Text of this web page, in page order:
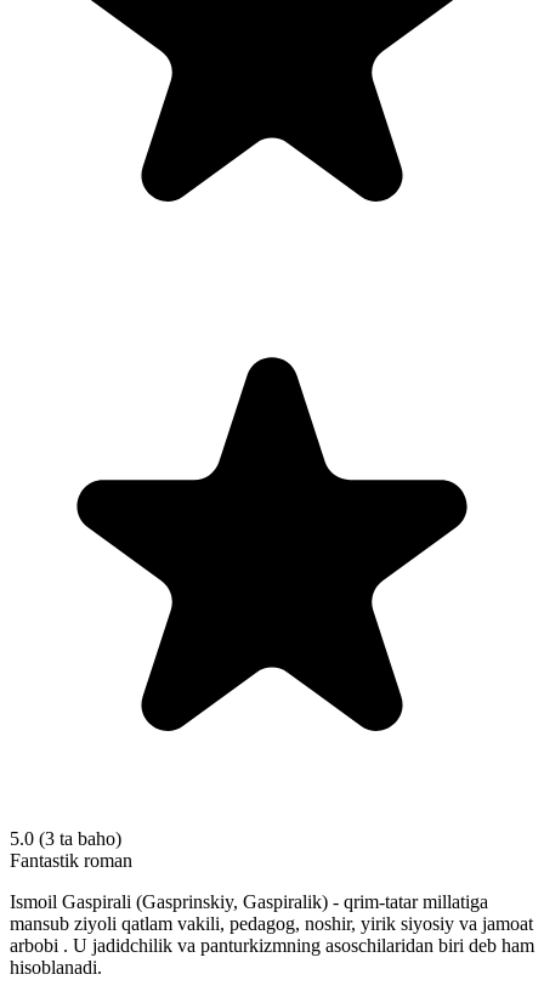
5.0 (3 ta baho)
Fantastik roman
Ismoil Gaspirali (Gasprinskiy, Gaspiralik) - qrim-tatar millatiga
mansub ziyoli qatlam vakili, pedagog, noshir, yirik siyosiy va jamoat
arbobi . U jadidchilik va panturkizmning asoschilaridan biri deb ham
hisoblanadi.